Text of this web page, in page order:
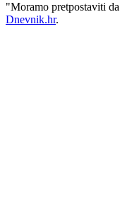
"Moramo pretpostaviti
Dnevnik.hr.